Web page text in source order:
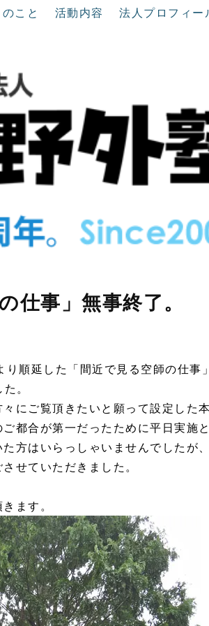
こと 活動内容 法人プロフィー
仕事」無事終了。
順延した「間近で見る空師の仕事
。
にご覧頂きたいと願って設定した
都合が第一だったために平日実施と
方はいらっしゃいませんでしたが
せていただきました。
ます。